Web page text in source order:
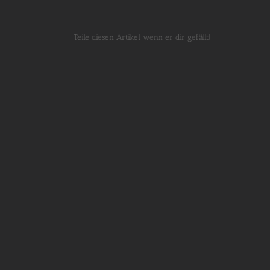
Teile diesen Artikel wenn er dir gefällt!